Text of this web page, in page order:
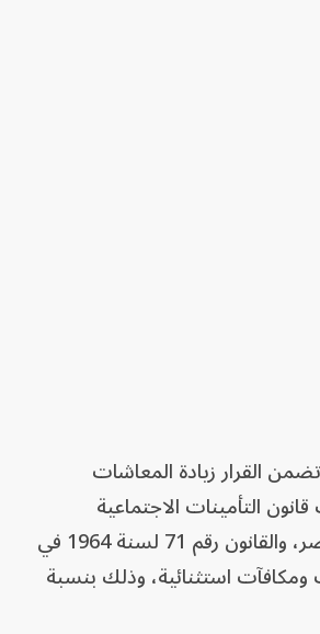
القرار زيادة المعاشات
التأمينات الاجتماعية
والمعاشات في مصر، والقانون رقم 71 لسنة 1964 في
استثنائية، وذلك بنسبة